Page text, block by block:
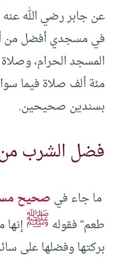
عن جابر رضي الله عنه
في مسجدي أفضل من
المسجد الحرام،
مئة ألف صلاة فيما
بسندين صحيحين.
فضل الشرب
ما جاء فيصحيح
طعم” فقولهﷺ
بركتها وفضلها على